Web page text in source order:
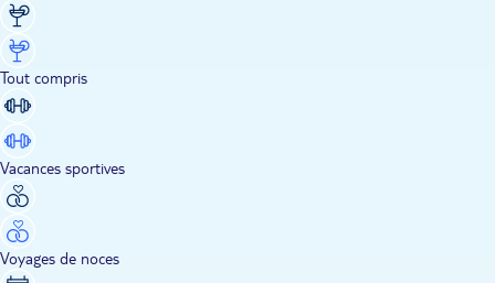
Tout compris
Vacances sportives
Voyages de noces